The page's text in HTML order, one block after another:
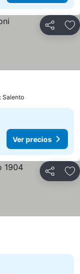
Compartir
Salento
Ver precios
Compartir